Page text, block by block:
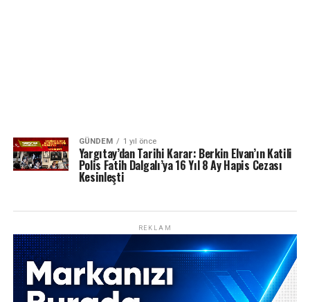
GÜNDEM 1 yıl önce
Yargıtay’dan Tarihi Karar: Berkin Elvan’ın Katili
Polis Fatih Dalgalı’ya 16 Yıl 8 Ay Hapis Cezası
Kesinleşti
REKLAM